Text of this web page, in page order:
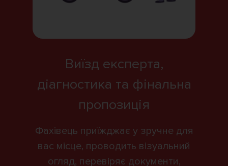
Виїзд експерта,
діагностика та фінальна
пропозиція
Фахівець приїжджає у зручне для
вас місце, проводить візуальний
огляд, перевіряє документи,